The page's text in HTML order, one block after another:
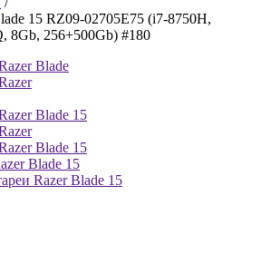
15 RZ09-02705E75 (i7-8750H,
8Gb, 256+500Gb) #180